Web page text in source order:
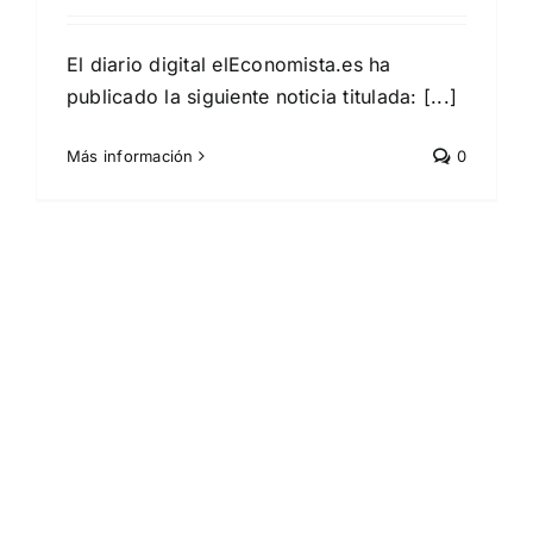
El diario digital elEconomista.es ha
publicado la siguiente noticia titulada: [...]
Más información 0